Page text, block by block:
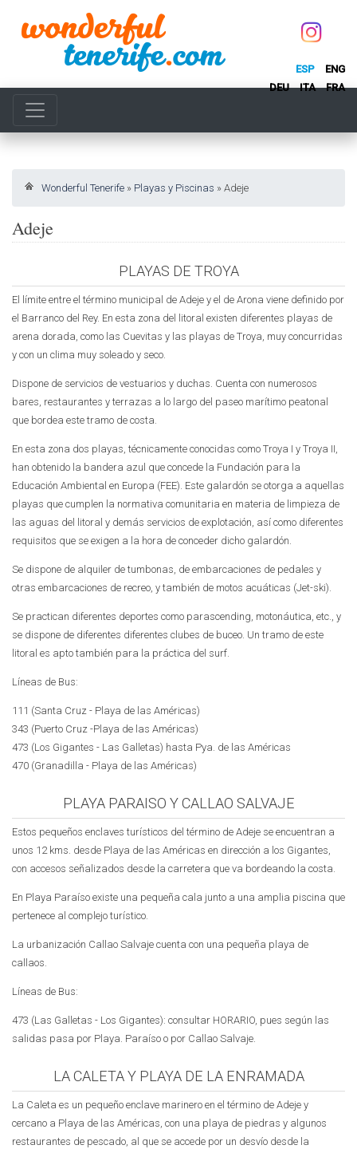
ESP
ENG
DEU
ITA FRA
Wonderful Tenerife » Playas y Piscinas » Adeje
Adeje
PLAYAS DE TROYA
El límite entre el término municipal de Adeje y el de Arona viene definido por
el Barranco del Rey. En esta zona del litoral existen diferentes playas de
arena dorada, como las Cuevitas y las playas de Troya, muy concurridas
y con un clima muy soleado y seco.
Dispone de servicios de vestuarios y duchas. Cuenta con numerosos
bares, restaurantes y terrazas a lo largo del paseo marítimo peatonal
que bordea este tramo de costa.
En esta zona dos playas, técnicamente conocidas como Troya I y Troya II,
han obtenido la bandera azul que concede la Fundación para la
Educación Ambiental en Europa (FEE). Este galardón se otorga a aquellas
playas que cumplen la normativa comunitaria en materia de limpieza de
las aguas del litoral y demás servicios de explotación, así como diferentes
requisitos que se exigen a la hora de conceder dicho galardón.
Se dispone de alquiler de tumbonas, de embarcaciones de pedales y
otras embarcaciones de recreo, y también de motos acuáticas (Jet-ski).
Se practican diferentes deportes como parascending, motonáutica, etc., y
se dispone de diferentes diferentes clubes de buceo. Un tramo de este
litoral es apto también para la práctica del surf.
Líneas de Bus:
111 (Santa Cruz - Playa de las Américas)
343 (Puerto Cruz -Playa de las Américas)
473 (Los Gigantes - Las Galletas) hasta Pya. de las Américas
470 (Granadilla - Playa de las Américas)
PLAYA PARAISO Y CALLAO SALVAJE
Estos pequeños enclaves turísticos del término de Adeje se encuentran a
unos 12 kms. desde Playa de las Américas en dirección a los Gigantes,
con accesos señalizados desde la carretera que va bordeando la costa.
En Playa Paraíso existe una pequeña cala junto a una amplia piscina que
pertenece al complejo turístico.
La urbanización Callao Salvaje cuenta con una pequeña playa de
callaos.
Líneas de Bus:
473 (Las Galletas - Los Gigantes): consultar HORARIO, pues según las
salidas pasa por Playa. Paraíso o por Callao Salvaje.
LA CALETA Y PLAYA DE LA ENRAMADA
La Caleta es un pequeño enclave marinero en el término de Adeje y
cercano a Playa de las Américas, con una playa de piedras y algunos
restaurantes de pescado, al que se accede por un desvío desde la